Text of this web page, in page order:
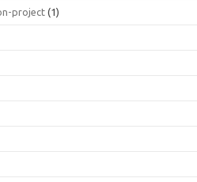
project (1)